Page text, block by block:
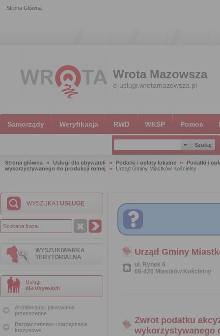
Strona Główna
Wrota Mazowsza
e-uslugi.wrotamazowsza.pl
Samorządy Weryfikacja RWD WKSP Pomoc
Strona główna Usługi dla obywateli Podatki i opłaty lokalne
Podatki i
wykorzystywanego do produkcji rolnej
Urząd Gminy Miastków Kościelny
WYSZUKAJ USŁUGĘ
WYSZUKIWARKA
TERYTORIALNA
Usługi
dla obywateli
Architektura i planowanie
przestrzenne
Bezpieczeństwo i zarządzanie
kryzysowe
Urząd Gminy
ul. Rynek 6
08-420 Miastków Kościelny
Zwrot podatku
wykorzystywanego